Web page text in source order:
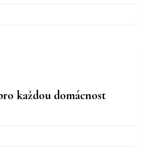
každou domácnost